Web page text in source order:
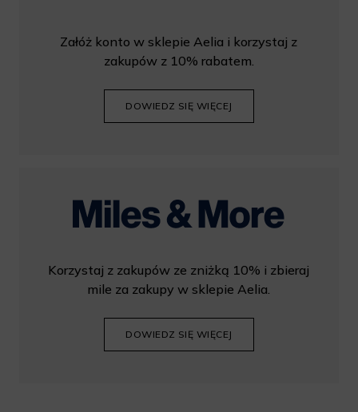
Załóż konto w sklepie Aelia i korzystaj z
zakupów z 10% rabatem.
DOWIEDZ SIĘ WIĘCEJ
Korzystaj z zakupów ze zniżką 10% i zbieraj
mile za zakupy w sklepie Aelia.
DOWIEDZ SIĘ WIĘCEJ